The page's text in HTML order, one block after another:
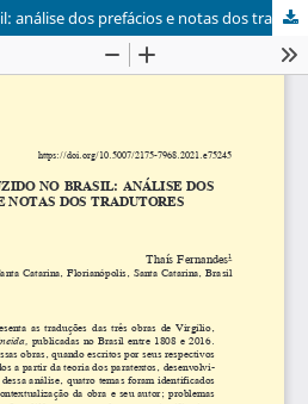
Virgílio traduzido no Brasil: análise dos prefácios e notas dos tradutores